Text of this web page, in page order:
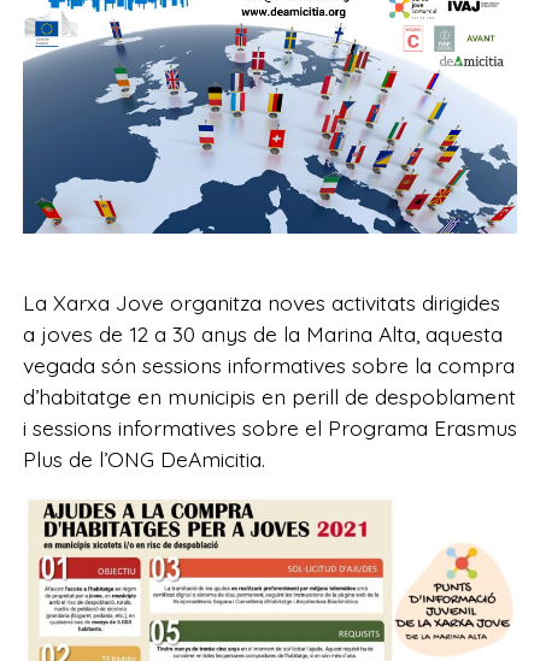
La Xarxa Jove organitza noves activitats dirigides
a joves de 12 a 30 anys de la Marina Alta, aquesta
vegada són sessions informatives sobre la compra
d’habitatge en municipis en perill de despoblament
i sessions informatives sobre el Programa Erasmus
Plus de l’ONG DeAmicitia.